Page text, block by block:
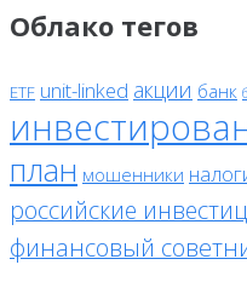
Облако тегов
ETF unit-linked акции банк
план мошенники
российские
финансовый